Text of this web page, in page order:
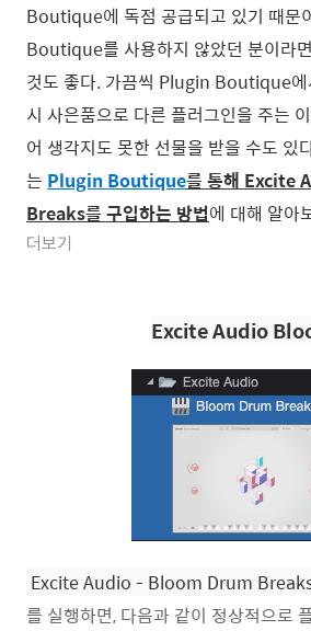
Boutique에 독점 공급되고 있기 때문
Boutique를 사용하지 않았던 분이라
것도 좋다. 가끔씩 Plugin Boutique에
시 사은품으로 다른 플러그인을 주는
어 생각지도 못한 선물을 받을 수도 있
는 Plugin Boutique를 통해 Excite
Breaks를 구입하는 방법에 대해 알아
더보기
Excite Audio
Excite Audio - Bloom Drum
를 실행하면, 다음과 같이 정상적으로